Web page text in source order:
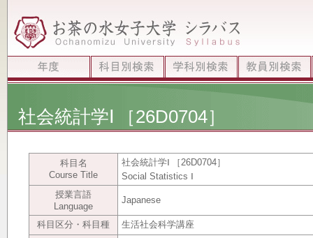
社会統計学Ⅰ ［26D0704］
科目名
Course Title
社会統計学Ⅰ
［26D0704］
Social Statistics Ⅰ
授業言語
Language
Japanese
科目区分・科目種
生活社会科学講座